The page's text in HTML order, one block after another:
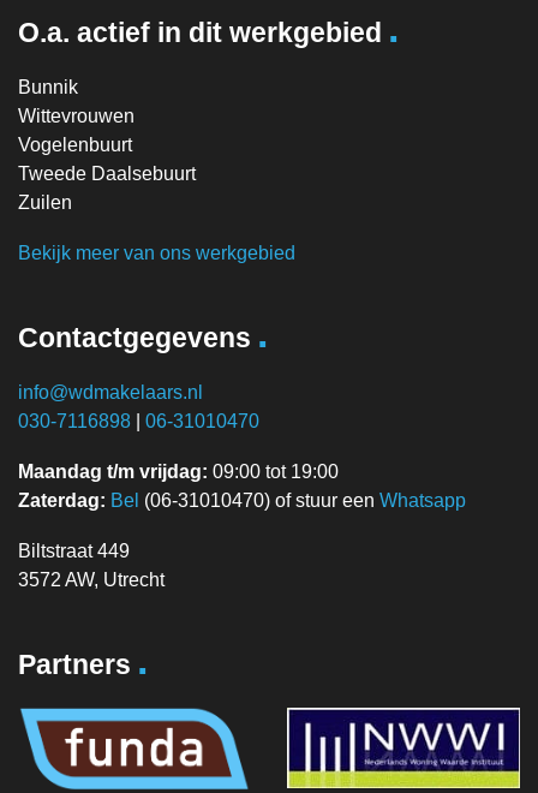
O.a. actief in dit werkgebied .
Bunnik
Wittevrouwen
Vogelenbuurt
Tweede Daalsebuurt
Zuilen
Bekijk meer van ons werkgebied
Contactgegevens .
info@wdmakelaars.nl
030-7116898
06-31010470
Maandag t/m vrijdag: 09:00 tot 19:00
Zaterdag: Bel (06-31010470) of stuur een Whatsapp
Biltstraat 449
3572 AW, Utrecht
Partners .